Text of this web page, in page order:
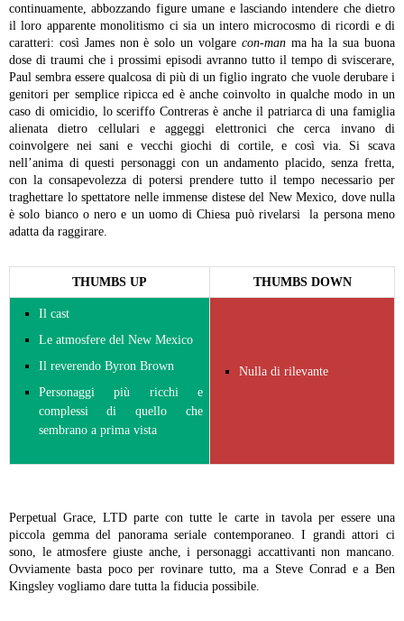
continuamente, abbozzando figure umane e lasciando intendere che dietro
il loro apparente monolitismo ci sia un intero microcosmo di ricordi e di
caratteri: così James non è solo un volgarecon-man ma ha la sua buona
dose di traumi che i prossimi episodi avranno tutto il tempo di sviscerare,
Paul sembra essere qualcosa di più di un figlio ingrato che vuole derubare i
genitori per semplice ripicca ed è anche coinvolto in qualche modo in un
caso di omicidio, lo sceriffo Contreras è anche il patriarca di una famiglia
alienata dietro cellulari e aggeggi elettronici che cerca invano di
coinvolgere nei sani e vecchi giochi di cortile, e così via. Si scava
nell’anima di questi personaggi con un andamento placido, senza fretta,
con la consapevolezza di potersi prendere tutto il tempo necessario per
traghettare lo spettatore nelle immense distese del New Mexico, dove nulla
è solo bianco o nero e un uomo di Chiesa può rivelarsi la persona meno
adatta da raggirare.
THUMBS UP THUMBS DOWN
Il cast
Le atmosfere del New Mexico
Il reverendo Byron Brown
Personaggi più ricchi e
complessi di quello che
sembrano a prima vista
Nulla di rilevante
Perpetual Grace, LTD parte con tutte le carte in tavola per essere una
piccola gemma del panorama seriale contemporaneo. I grandi attori ci
sono, le atmosfere giuste anche, i personaggi accattivanti non mancano.
Ovviamente basta poco per rovinare tutto, ma a Steve Conrad e a Ben
Kingsley vogliamo dare tutta la fiducia possibile.